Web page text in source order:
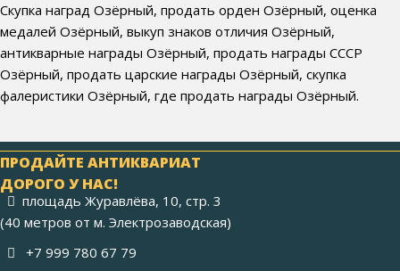
Скупка наград Озёрный, продать орден Озёрный, оценка
медалей Озёрный, выкуп знаков отличия Озёрный,
антикварные награды Озёрный, продать награды СССР
Озёрный, продать царские награды Озёрный, скупка
фалеристики Озёрный, где продать награды Озёрный.
ПРОДАЙТЕ АНТИКВАРИАТ
ДОРОГО У НАС!
площадь Журавлёва, 10, стр. 3
(40 метров от м. Электрозаводская)
+7 999 780 67 79